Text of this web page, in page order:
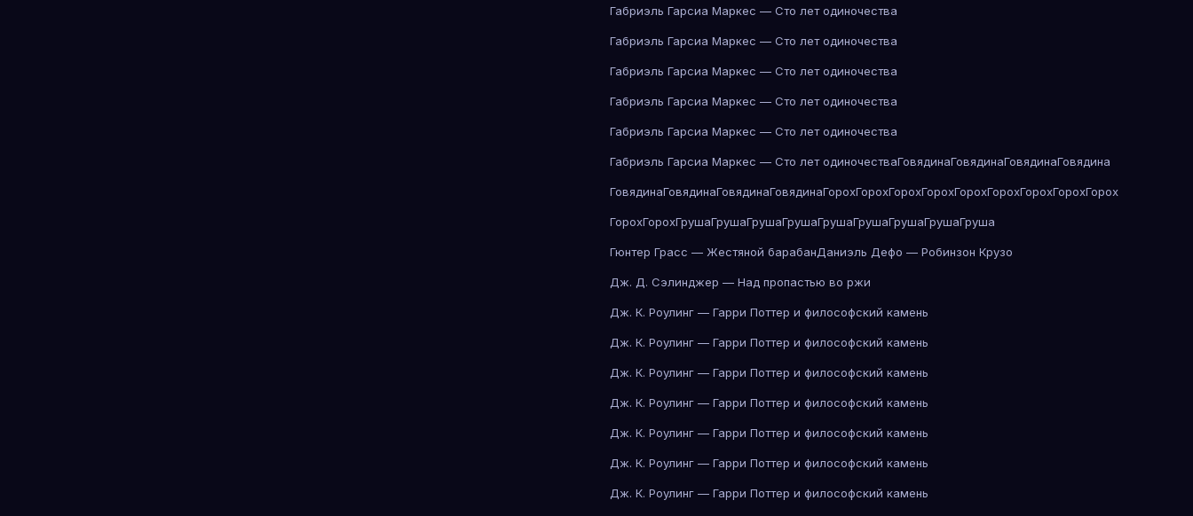
Габриэль Гарсиа Маркес — Сто лет одиночества
Габриэль Гарсиа Маркес — Сто лет одиночества
Габриэль Гарсиа Маркес — Сто лет одиночества
Габриэль Гарсиа Маркес — Сто лет одиночества
Габриэль Гарсиа Маркес — Сто лет одиночества
Габриэль Гарсиа Маркес — Сто лет одиночестваГовядинаГовядинаГовядинаГовядина
ГовядинаГовядинаГовядинаГовядинаГорохГорохГорохГорохГорохГорохГорохГорохГорох
ГорохГорохГрушаГрушаГрушаГрушаГрушаГрушаГрушаГрушаГруша
Гюнтер Грасс — Жестяной барабанДаниэль Дефо — Робинзон Крузо
Дж. Д. Сэлинджер — Над пропастью во ржи
Дж. К. Роулинг — Гарри Поттер и философский камень
Дж. К. Роулинг — Гарри Поттер и философский камень
Дж. К. Роулинг — Гарри Поттер и философский камень
Дж. К. Роулинг — Гарри Поттер и философский камень
Дж. К. Роулинг — Гарри Поттер и философский камень
Дж. К. Роулинг — Гарри Поттер и философский камень
Дж. К. Роулинг — Гарри Поттер и философский камень